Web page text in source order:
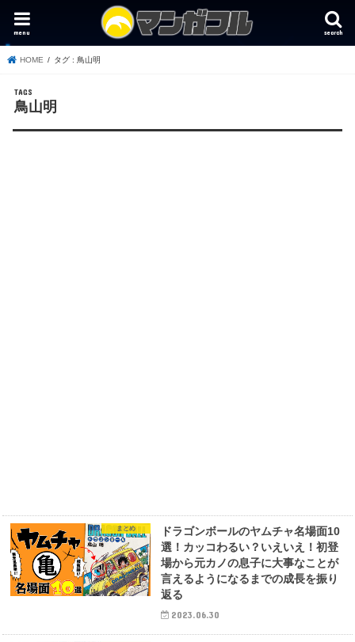
search
menu
HOME タグ : 鳥山明
鳥山明
まとめ
ドラゴンボールのヤムチャ名場面10
選！カッコわるい？いえいえ！初登
場から元カノの息子に大事なことが
言えるようになるまでの成長を振り
返る
2023.06.30